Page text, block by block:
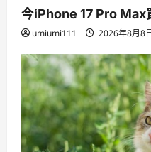
今iPhone 17 Pro Max
umiumi111 2026年8月8